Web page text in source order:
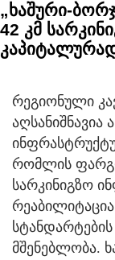
„ხაშური-
42 კმ
რეგიონული
აღსანიშნავია
რომლის
სარკინიგზო
მშენებლობა.